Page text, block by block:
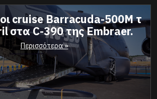
cruise Barracuda-500M τ
στα C-390 της Embraer.
Περισσότερα »